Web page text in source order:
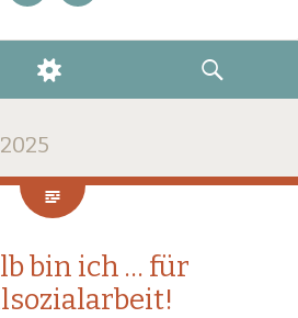
bin ich … für